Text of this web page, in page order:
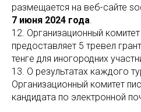
размещается на веб-сайте
7 июня 2024 года.
12. Организационный
предоставляет 5 тревел
тенге для иногородних
13. О результатах каждого
Организационный комитет
кандидата по электронной